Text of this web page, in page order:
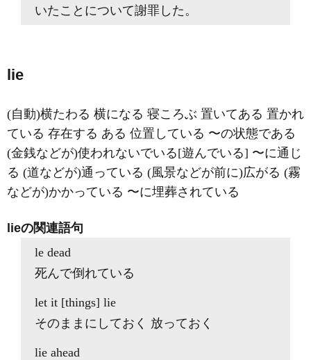
いたことについて謝罪した。
lie
(自動)横たわる 横になる 寝ころぶ 置いてある 置かれ
ている 存在する ある 位置している 〜の状態である
(金銭などが)使われないでいる[遊んでいる] 〜に通じ
る (道などが)通っている (風景などが前に)広がる (霧
などが)かかっている 〜に埋葬されている
lieの関連語句
le dead
死んで倒れている
let it [things] lie
そのままにしておく 放っておく
lie ahead